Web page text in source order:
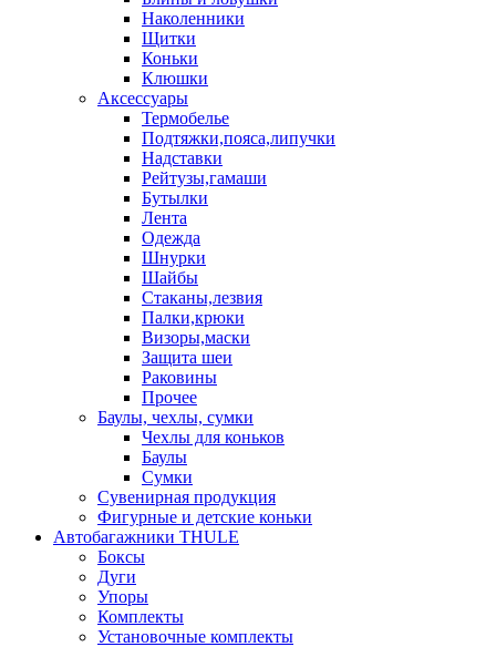
Наколенники
Щитки
Коньки
Клюшки
Аксессуары
Термобелье
Подтяжки,пояса,липучки
Надставки
Рейтузы,гамаши
Бутылки
Лента
Одежда
Шнурки
Шайбы
Стаканы,лезвия
Палки,крюки
Визоры,маски
Защита шеи
Раковины
Прочее
Баулы, чехлы, сумки
Чехлы для коньков
Баулы
Сумки
Сувенирная продукция
Фигурные и детские коньки
Автобагажники THULE
Боксы
Дуги
Упоры
Комплекты
Установочные комплекты